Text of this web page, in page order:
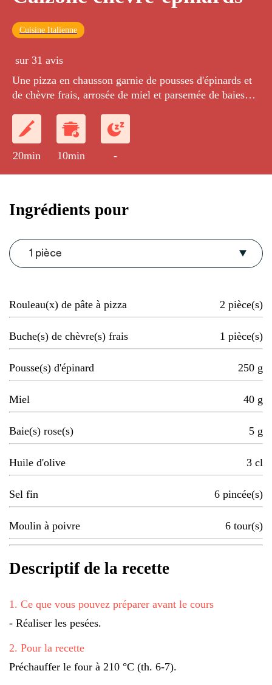
Cuisine Italienne
sur 31 avis
Une pizza en chausson garnie de pousses d'épinards et
de chèvre frais, arrosée de miel et parsemée de baies
20min 10min -
Ingrédients pour
1 pièce
Rouleau(x) de pâte à pizza 2 pièce(s)
Buche(s) de chèvre(s) frais 1 pièce(s)
Pousse(s) d'épinard 250 g
Miel 40 g
Baie(s) rose(s) 5 g
Huile d'olive 3 cl
Sel fin 6 pincée(s)
Moulin à poivre 6 tour(s)
Descriptif de la recette
1 . Ce que vous pouvez préparer avant le cours
- Réaliser les pesées.
2. Pour la recette
Préchauffer le four à 210 °C (th. 6-7).